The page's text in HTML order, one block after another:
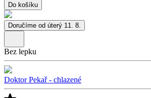
Do košíku
Doručíme od úterý 11. 8.
Bez lepku
Doktor Pekař - chlazené